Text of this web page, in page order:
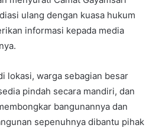
ulang dengan kuasa hukum
informasi kepada media
lokasi, warga sebagian besar
pindah secara mandiri, dan
bangunannya dan
sepenuhnya dibantu pihak